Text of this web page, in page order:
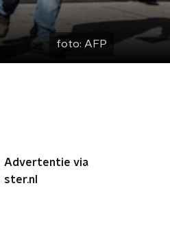
foto: AFP
Advertentie via
ster.nl